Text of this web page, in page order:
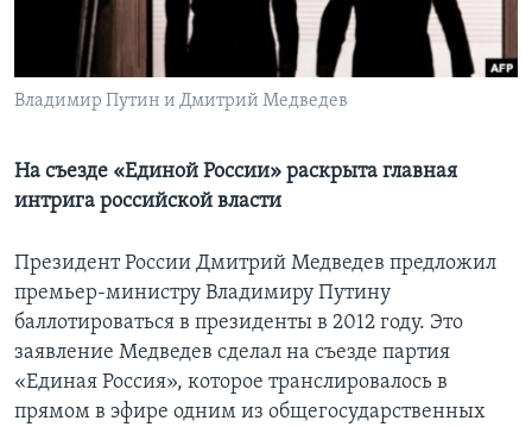
Learning English
СОЦИАЛЬНЫЕ СЕТИ
Языки
Владимир Путин и Дмитрий Медведев
На съезде «Единой России» раскрыта главная
интрига российской власти
Президент России Дмитрий Медведев предложил
премьер-министру Владимиру Путину
баллотироваться в президенты в 2012 году. Это
заявление Медведев сделал на съезде партия
«Единая Россия», которое транслировалось в
прямом в эфире одним из общегосударственных